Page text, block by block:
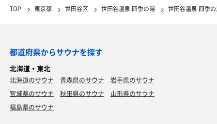
TOP 東京都 世田谷区 世田谷温泉 四季の湯 世田谷温泉 四季
都道府県からサウナを探す
北海道・東北
北海道のサウナ 青森県のサウナ
岩手県のサウナ
宮城県のサウナ
秋田県のサウナ
山形県のサウナ
福島県のサウナ